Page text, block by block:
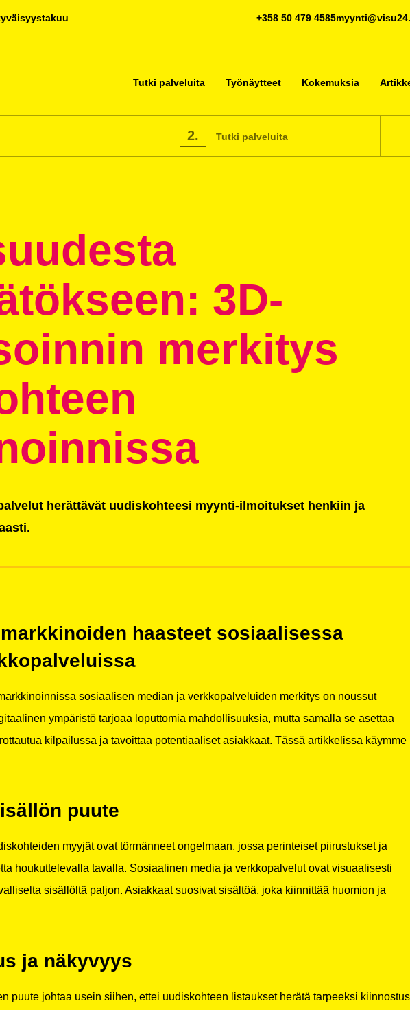
+358 50 479 4585
Tutki palveluita Työnäytteet Kokemuksia
2. Tutki palveluita
3D-
merkitys
herättävät uudiskohteesi myynti-ilmoitukset henkiin ja
haasteet sosiaalisessa
sosiaalisen median ja verkkopalveluiden merkitys on noussut
ympäristö tarjoaa loputtomia mahdollisuuksia, mutta samalla se asettaa
kilpailussa ja tavoittaa potentiaaliset asiakkaat. Tässä artikkelissa käymme
puute
myyjät ovat törmänneet ongelmaan, jossa perinteiset piirustukset ja
houkuttelevalla tavalla. Sosiaalinen media ja verkkopalvelut ovat visuaalisesti
sisällöltä paljon. Asiakkaat suosivat sisältöä, joka kiinnittää huomion ja
ja näkyvyys
puute johtaa usein siihen, ettei uudiskohteen listaukset herätä tarpeeksi